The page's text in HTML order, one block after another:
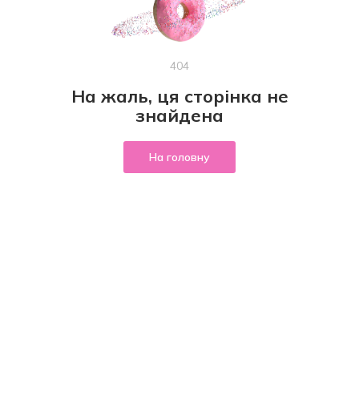
404
На жаль, ця сторінка не
знайдена
На головну